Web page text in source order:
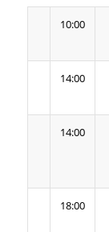
10:00
14:00
14:00
18:00